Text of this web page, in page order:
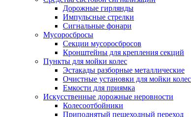
Дорожные гирлянды
Импульсные стрелки
Сигнальные фонари
Мусоросбросы
Секции мусоросбросов
Кронштейны для крепления секций
Пункты для мойки колес
Эстакады разборные металлические
Очистные установки для мойки колес
Емкости для приямка
Искусственные дорожные неровности
Колесоотбойники
Приподнятый пешеходный переход